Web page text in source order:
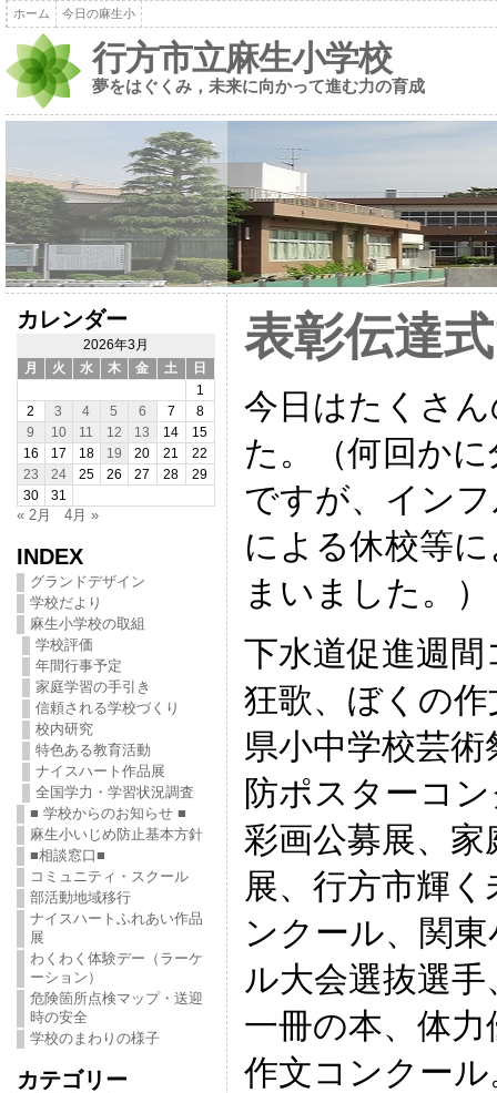
ホーム 今日の麻生小
行方市立麻生小学校
夢をはぐくみ，未来に向かって進む力の育成
カレンダー
2026年3月
月
火 水 木 金 土
日
1
2
3 4 5 6 7
8
9
10 11 12 13 14
15
16
17 18 19 20 21
22
23
24 25 26 27 28
29
30
31
« 2月 4月 »
INDEX
グランドデザイン
学校だより
麻生小学校の取組
学校評価
年間行事予定
家庭学習の手引き
信頼される学校づくり
校内研究
特色ある教育活動
ナイスハート作品展
全国学力・学習状況調査
■ 学校からのお知らせ ■
麻生小いじめ防止基本方針
■相談窓口■
コミュニティ・スクール
部活動地域移行
ナイスハートふれあい作品
展
わくわく体験デー（ラーケ
ーション）
危険箇所点検マップ・送迎
時の安全
学校のまわりの様子
カテゴリー
表彰伝達
今日はたくさ
た。（何回か
ですが、イン
による休校等
まいました。）
下水道促進週
狂歌、ぼくの
県小中学校芸
防ポスターコ
彩画公募展、
展、行方市輝
ンクール、関
ル大会選抜選
一冊の本、体
作文コンクー